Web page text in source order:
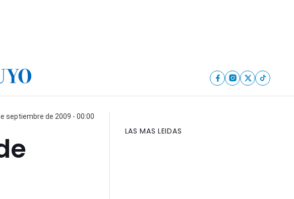
septiembre de 2009 - 00:00
LAS MAS LEIDAS